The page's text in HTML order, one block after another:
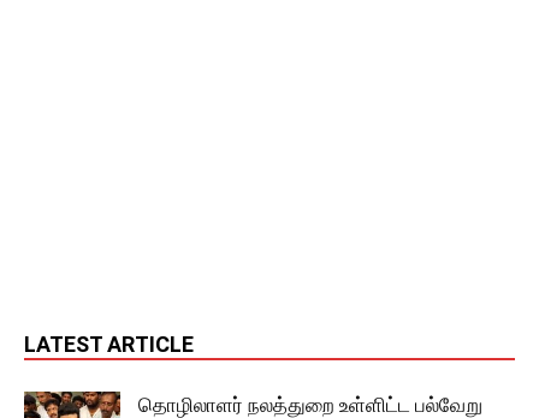
LATEST ARTICLE
தொழிலாளர் நலத்துறை உள்ளிட்ட பல்வேறு